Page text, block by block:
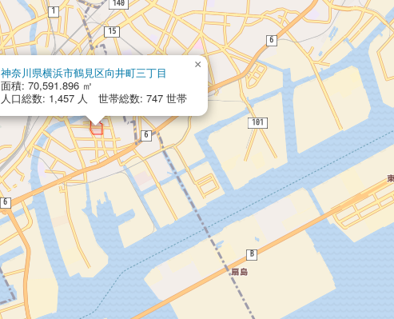
神奈川県横浜市鶴見区向井町三丁目
面積: 70,591.896 ㎡
人口総数: 1,457 人 世帯総数: 747 世帯
×